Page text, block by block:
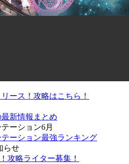
ース！攻略はこちら！
新情報まとめ
ーション6月
ーション最強ランキング
らせ
攻略ライター募集！